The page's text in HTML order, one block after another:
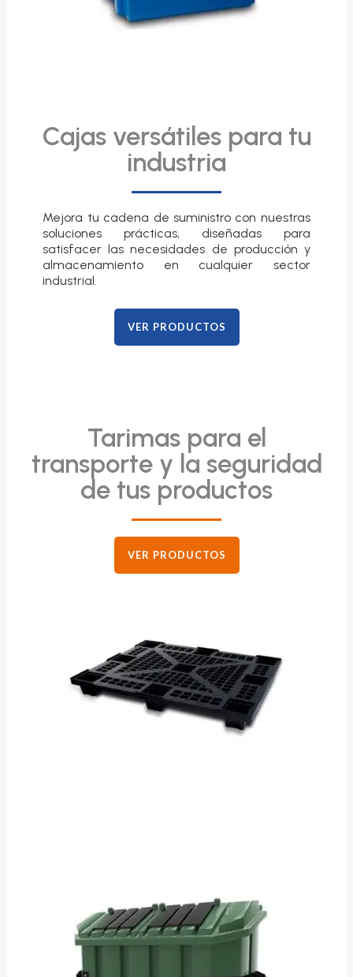
Cajas versátiles para tu
industria
Mejora tu cadena de suministro con nuestras
soluciones prácticas, diseñadas para
satisfacer las necesidades de producción y
almacenamiento en cualquier sector
industrial.
VER PRODUCTOS
Tarimas para el
transporte y la seguridad
de tus productos
VER PRODUCTOS